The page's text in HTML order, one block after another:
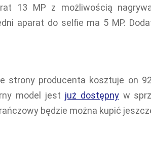
13 MP z możliwością
aparat do selfie ma 5 MP.
strony producenta kosztuje on
model jest już dostępnyw
będzie można kupić